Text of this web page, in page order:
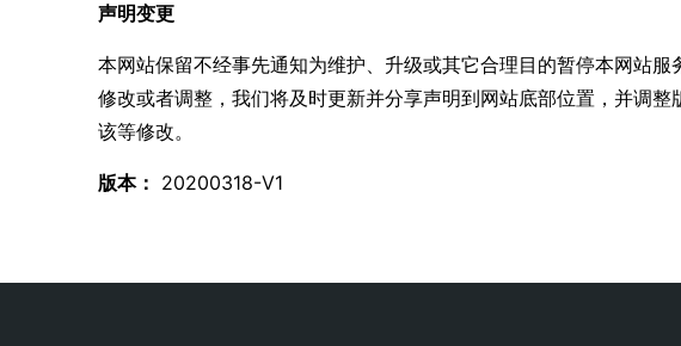
声明变更
本网站保留不经事先通知为维护、升级或其它合理目的暂停本网站
修改或者调整，我们将及时更新并分享声明到网站底部位置，并调
该等修改。
版本： 20200318-V1